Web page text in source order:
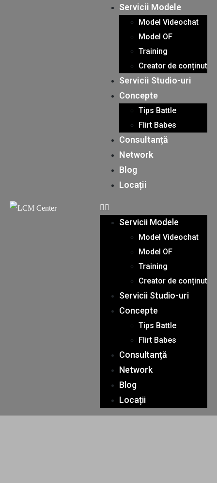
Servicii Modele
Model Videochat
Model OF
Training
Creator de conținut
Servicii Studio-uri
Concepte
Tips Battle
Flirt Babes
Consultanță
Network
Blog
Locații
Servicii Modele
Model Videochat
Model OF
Training
Creator de conținut
Servicii Studio-uri
Concepte
Tips Battle
Flirt Babes
Consultanță
Network
Blog
Locații